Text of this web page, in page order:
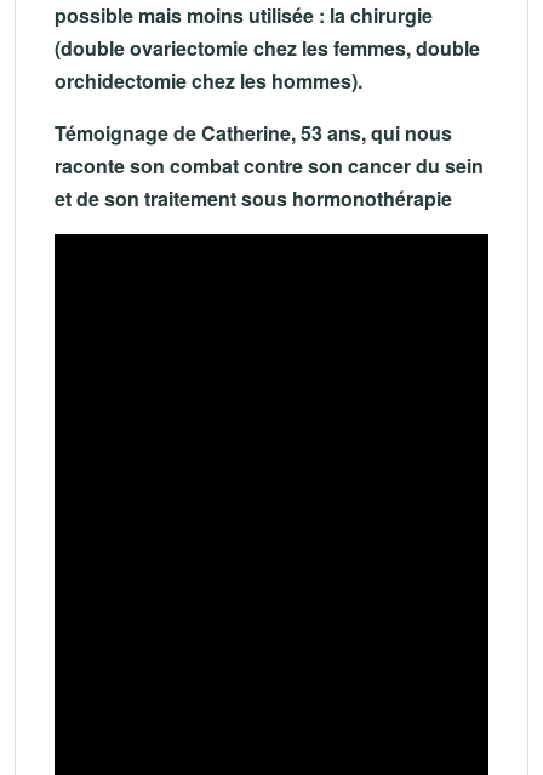
possible mais moins utilisée : la chirurgie
(double ovariectomie chez les femmes, double
orchidectomie chez les hommes).
Témoignage de Catherine, 53 ans, qui nous
raconte son combat contre son cancer du sein
et de son traitement sous hormonothérapie